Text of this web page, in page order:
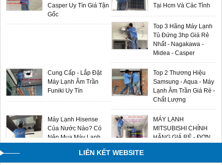
Casper Uy Tín Giá Tận
Gốc
Tại Hcm Và Các Tỉnh
Top 3 Hãng Máy Lạnh
Tủ Đứng 3hp Giá Rẻ
Nhất - Nagakawa -
Midea - Casper
Cung Cấp - Lắp Đặt
Máy Lạnh Âm Trần
Funiki Uy Tín
Top 2 Thương Hiệu
Samsung - Aqua - Máy
Lạnh Âm Trần Giá Rẻ -
Chất Lượng
Máy Lạnh Hisense
Của Nước Nào? Có
Nên Mua Máy Lạnh
MÁY LẠNH
MITSUBISHI CHÍNH
HÃNG GIÁ RẺ - ĐƠN
0909588116
LIÊN KẾT WEBSITE